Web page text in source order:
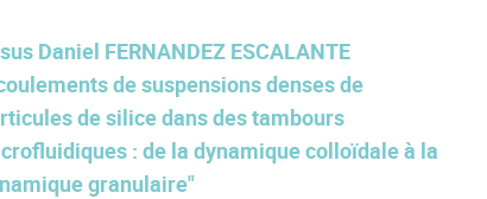
Daniel FERNANDEZ ESCALANTE
de suspensions denses de
de silice dans des tambours
: de la dynamique colloïdale à la
granulaire"